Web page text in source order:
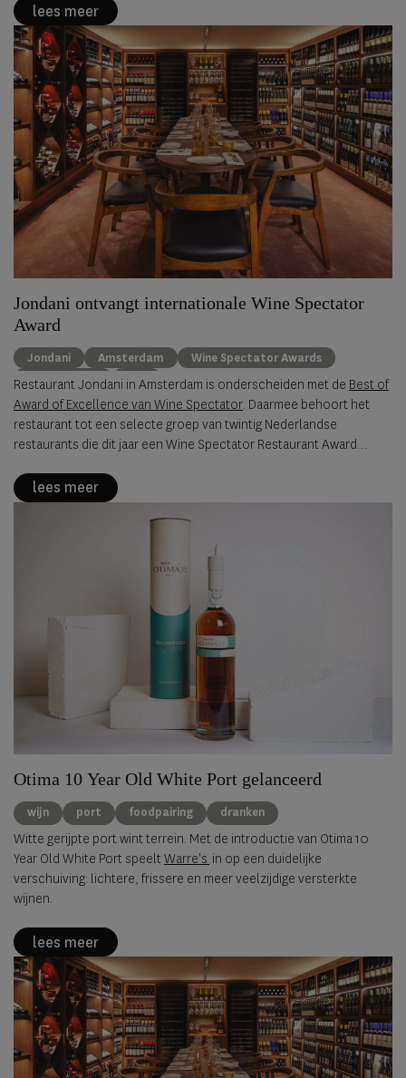
lees meer
Jondani ontvangt internationale Wine Spectator
Award
Jondani Amsterdam
Wine Spectator Awards
gastronomie
wijn
Restaurant Jondani in Amsterdam is onderscheiden met de Best of
Award of Excellence van Wine Spectator. Daarmee behoort het
restaurant tot een selecte groep van twintig Nederlandse
restaurants die dit jaar een Wine Spectator Restaurant Award
lees meer
Otima 10 Year Old White Port gelanceerd
wijn port foodpairing dranken
Witte gerijpte port wint terrein. Met de introductie van Otima 10
Year Old White Port speeltWarre's in op een duidelijke
verschuiving: lichtere, frissere en meer veelzijdige versterkte
wijnen.
lees meer